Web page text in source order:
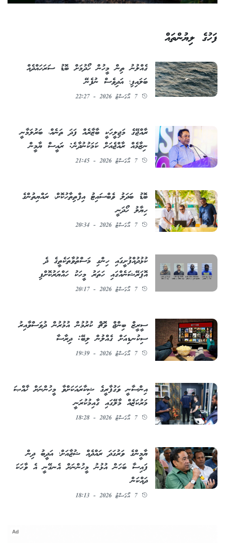
ފަހުގެ ލިޔުންތައް
ގެއްލުނު ތިން މީހުން ހޯދުމަށް ބޮޑު ސަރަހައްދެއް
ބަލައިފި؛ އަދިވެސް ނުފެނޭ
7 އޯގަސްޓު 2026 - 22:27
ރާއްޖޭގެ މަޖިލީހަކީ ބާޒާރެއް ފަދަ ތަނެއް، ބަރުލަމާނީ
ނިޒާމެއް ރާއްޖެއަށް ކަމަކުނުދާނެ: ރައީސް ޔާމީން
7 އޯގަސްޓު 2026 - 21:45
ބޮޑު ބަދަލު ވެބްސައިޓު އިފްތިތާހުކޮށް، ރައްޔިތުންގެ
ހިޔާލު ހޯދަނީ
7 އޯގަސްޓު 2026 - 20:34
ކުޅުދުއްފުށީގައި ހިންގި މަސްތުވާތަކެތީގެ ދެ
އޮޕަރޭޝަނެއްގައި ހަތަރު މީހަކު ހައްޔަރުކޮށްފި
7 އޯގަސްޓު 2026 - 20:17
ސީރީޒް ބިންޖް ވޮޗް ކުރުމުން އުމުރުން ދުވަސްވާއިރު
ސިކުނޑިއަށް ގެއްލުން ލިބޭ: ދިރާސާ
7 އޯގަސްޓު 2026 - 19:39
އިންސާނީ ވަގުފާރީގެ ޝިކާރައަކަށްވާ މީހުންނަށް ޚާއްޞަ
މަރުކަޒެއް މާލޭގައި ގާއިމުކުރަނީ
7 އޯގަސްޓު 2026 - 18:28
ޔާމީންގެ ވަރުގަދަ ރައްދެއް ޝުޖާއަށް؛ އަދީބު ދިން
ފައިސާ ބަހަން އުޅުނު މީހުންނަށް އެނގޭނީ އެ ވާހަކަ
ދައްކަން
7 އޯގަސްޓު 2026 - 18:13
Ad